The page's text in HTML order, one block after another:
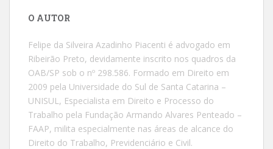
O AUTOR
Felipe da Silveira Azadinho Piacenti é advogado em
Ribeirão Preto, devidamente inscrito nos quadros da
OAB/SP sob o nº 298.586. Formado em Direito em
2009 pela Universidade do Sul de Santa Catarina –
UNISUL, Especialista em Direito e Processo do
Trabalho pela Fundação Armando Alvares Penteado –
FAAP, milita especialmente nas áreas de alcance do
Direito do Trabalho, Previdenciário e Civil.